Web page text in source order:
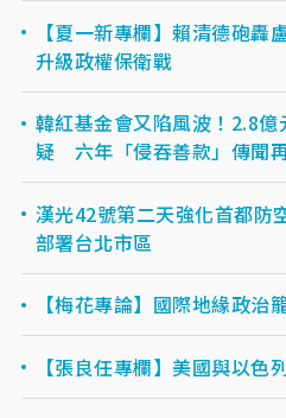
【夏一新專欄】賴清德砲
升級政權保衛戰
韓紅基金會又陷風波！2.8億
疑 六年「侵吞善款」傳聞
漢光42號第二天強化首都
部署台北市區
【梅花專論】國際地緣政治
【張良任專欄】美國與以色